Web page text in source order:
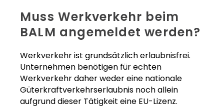
Muss Werkverkehr beim
BALM angemeldet werden?
Werkverkehr ist grundsätzlich erlaubnisfrei.
Unternehmen benötigen für echten
Werkverkehr daher weder eine nationale
Güterkraftverkehrserlaubnis noch allein
aufgrund dieser Tätigkeit eine EU-Lizenz.